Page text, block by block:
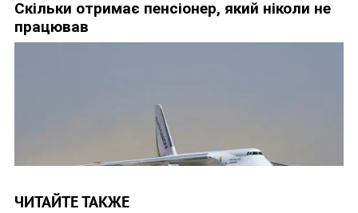
ЧИТАЙТЕ ТАКЖЕ